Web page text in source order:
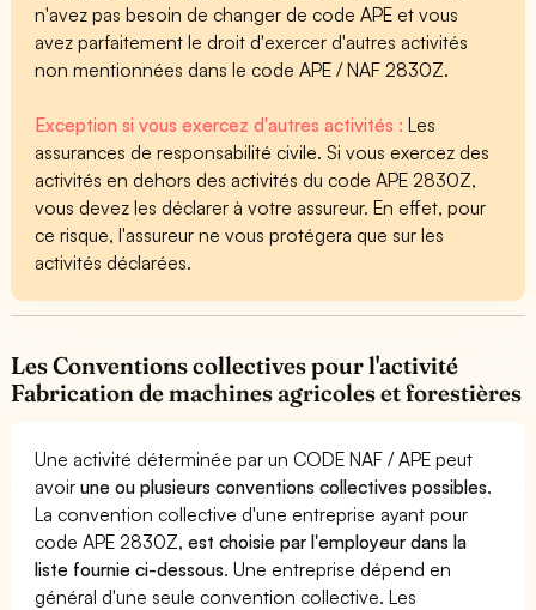
n'avez pas besoin de changer de code APE et vous
avez parfaitement le droit d'exercer d'autres activités
non mentionnées dans le code APE / NAF 2830Z.
Exception si vous exercez d'autres activités :Les
assurances de responsabilité civile. Si vous exercez des
activités en dehors des activités du code APE 2830Z,
vous devez les déclarer à votre assureur. En effet, pour
ce risque, l'assureur ne vous protégera que sur les
activités déclarées.
Les Conventions collectives pour l'activité
Fabrication de machines agricoles et forestières
Une activité déterminée par un CODE NAF / APE peut
avoirune ou plusieurs conventions collectives possibles.
La convention collective d'une entreprise ayant pour
code APE 2830Z,est choisie par l'employeur dans la
liste fournie ci-dessous. Une entreprise dépend en
général d'une seule convention collective. Les